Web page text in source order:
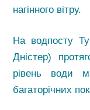
нагінного вітру.
На водпосту
Дністер)
рівень води
багаторічних